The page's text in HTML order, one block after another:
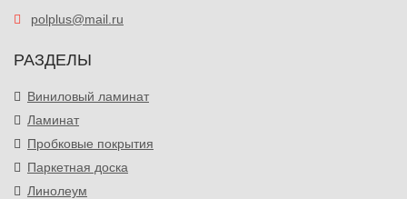
polplus@mail.ru
РАЗДЕЛЫ
Виниловый ламинат
Ламинат
Пробковые покрытия
Паркетная доска
Линолеум